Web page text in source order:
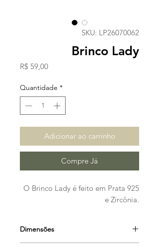
SKU: LP26070062
Brinco Lady
R$ 59,00Preço
Quantidade *
Adicionar ao carrinho
Compre Já
O Brinco Lady é feito em Prata 925
e Zircônia.
Dimensões